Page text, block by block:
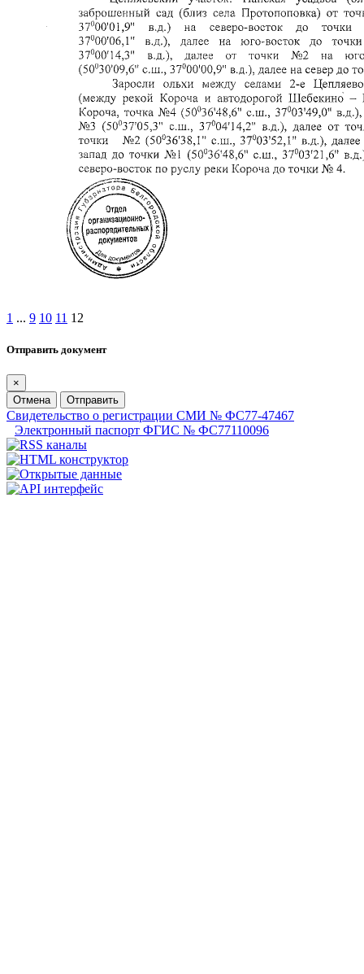
1 ... 9 10 11 12
Отправить документ
×
Отмена
Отправить
Свидетельство о регистрации СМИ № ФС77-47467
Электронный паспорт ФГИС № ФС77110096